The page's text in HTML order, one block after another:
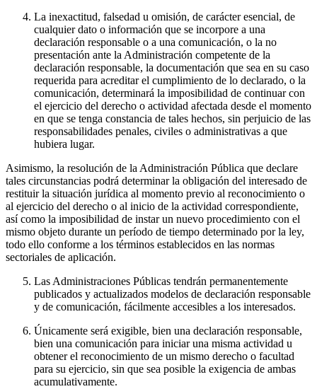
La inexactitud, falsedad u omisión, de carácter esencial, de
cualquier dato o información que se incorpore a una
declaración responsable o a una comunicación, o la no
presentación ante la Administración competente de la
declaración responsable, la documentación que sea en su caso
requerida para acreditar el cumplimiento de lo declarado, o la
comunicación, determinará la imposibilidad de continuar con
el ejercicio del derecho o actividad afectada desde el momento
en que se tenga constancia de tales hechos, sin perjuicio de las
responsabilidades penales, civiles o administrativas a que
hubiera lugar.
Asimismo, la resolución de la Administración Pública que declare
tales circunstancias podrá determinar la obligación del interesado de
restituir la situación jurídica al momento previo al reconocimiento o
al ejercicio del derecho o al inicio de la actividad correspondiente,
así como la imposibilidad de instar un nuevo procedimiento con el
mismo objeto durante un período de tiempo determinado por la ley,
todo ello conforme a los términos establecidos en las normas
sectoriales de aplicación.
Las Administraciones Públicas tendrán permanentemente
publicados y actualizados modelos de declaración responsable
y de comunicación, fácilmente accesibles a los interesados.
Únicamente será exigible, bien una declaración responsable,
bien una comunicación para iniciar una misma actividad u
obtener el reconocimiento de un mismo derecho o facultad
para su ejercicio, sin que sea posible la exigencia de ambas
acumulativamente.